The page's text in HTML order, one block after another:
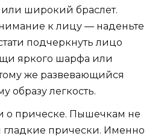
широкий браслет.
к лицу — наденьте
подчеркнуть лицо
яркого шарфа или
же развевающийся
образу легкость.
о прическе. Пышечкам не
прически. Именно